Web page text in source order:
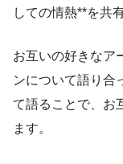
しての情熱**を共
お互いの好きなア
ンについて語り合
て語ることで、お
ます。